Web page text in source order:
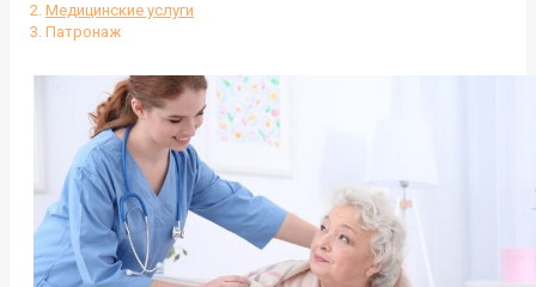
Медицинские услуги
Патронаж